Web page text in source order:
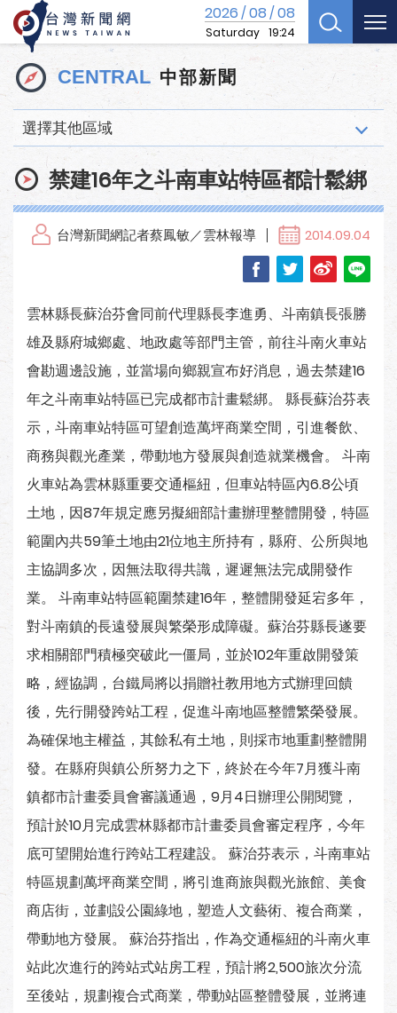
2026/08/08
Saturday 19:24
CENTRAL 中部新聞
選擇其他區域
禁建16年之斗南車站特區都計鬆綁
台灣新聞網記者蔡鳳敏／雲林報導 2014.09.04
雲林縣長蘇治芬會同前代理縣長李進勇、斗南鎮長張勝
雄及縣府城鄉處、地政處等部門主管，前往斗南火車站
會勘週邊設施，並當場向鄉親宣布好消息，過去禁建16
年之斗南車站特區已完成都市計畫鬆綁。 縣長蘇治芬表
示，斗南車站特區可望創造萬坪商業空間，引進餐飲、
商務與觀光產業，帶動地方發展與創造就業機會。 斗南
火車站為雲林縣重要交通樞紐，但車站特區內6.8公頃
土地，因87年規定應另擬細部計畫辦理整體開發，特區
範圍內共59筆土地由21位地主所持有，縣府、公所與地
主協調多次，因無法取得共識，遲遲無法完成開發作
業。 斗南車站特區範圍禁建16年，整體開發延宕多年，
對斗南鎮的長遠發展與繁榮形成障礙。蘇治芬縣長遂要
求相關部門積極突破此一僵局，並於102年重啟開發策
略，經協調，台鐵局將以捐贈社教用地方式辦理回饋
後，先行開發跨站工程，促進斗南地區整體繁榮發展。
為確保地主權益，其餘私有土地，則採市地重劃整體開
發。在縣府與鎮公所努力之下，終於在今年7月獲斗南
鎮都市計畫委員會審議通過，9月4日辦理公開閱覽，
預計於10月完成雲林縣都市計畫委員會審定程序，今年
底可望開始進行跨站工程建設。 蘇治芬表示，斗南車站
特區規劃萬坪商業空間，將引進商旅與觀光旅館、美食
商店街，並劃設公園綠地，塑造人文藝術、複合商業，
帶動地方發展。 蘇治芬指出，作為交通樞紐的斗南火車
站此次進行的跨站式站房工程，預計將2,500旅次分流
至後站，規劃複合式商業，帶動站區整體發展，並將連